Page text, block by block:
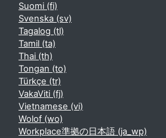
Suomi ‎(fi)‎
Svenska ‎(sv)‎
Tagalog ‎(tl)‎
Tamil ‎(ta)‎
Thai ‎(th)‎
Tongan ‎(to)‎
Türkçe ‎(tr)‎
VakaViti ‎(fj)‎
Vietnamese ‎(vi)‎
Wolof ‎(wo)‎
Workplace準拠の日本語 ‎(ja_wp)‎